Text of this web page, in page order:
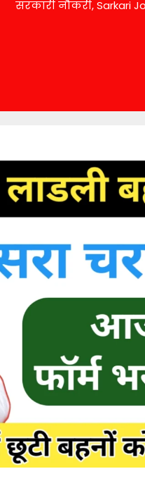
सरकारी नौकरी, Sarkari